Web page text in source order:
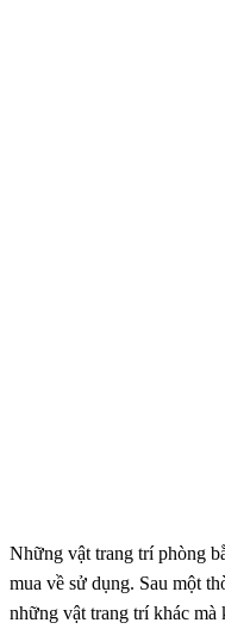
Những vật trang trí phòng
mua về sử dụng. Sau một
những vật trang trí khác mà